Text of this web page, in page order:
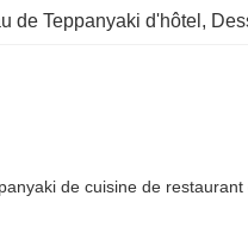
de Teppanyaki d'hôtel ,
de cuisine de restaurant